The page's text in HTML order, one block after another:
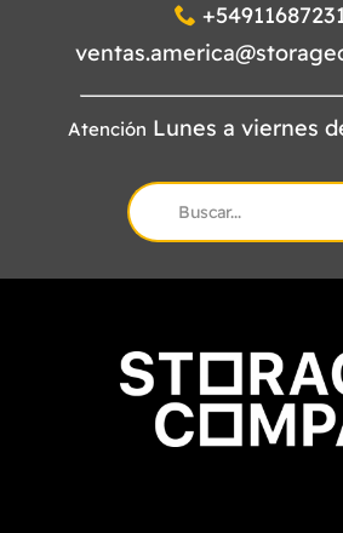
Atención Lunes a viernes
Search
for: